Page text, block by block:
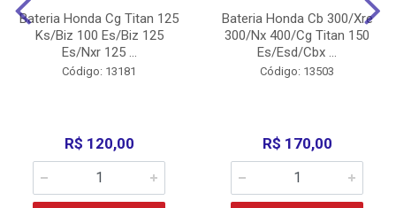
Bateria Honda Cg Titan 125
Ks/Biz 100 Es/Biz 125
Es/Nxr 125 ...
Código: 13181
R$ 120,00
Bateria Honda Cb 300/Xre
300/Nx 400/Cg Titan 150
Es/Esd/Cbx ...
Código: 13503
R$ 170,00